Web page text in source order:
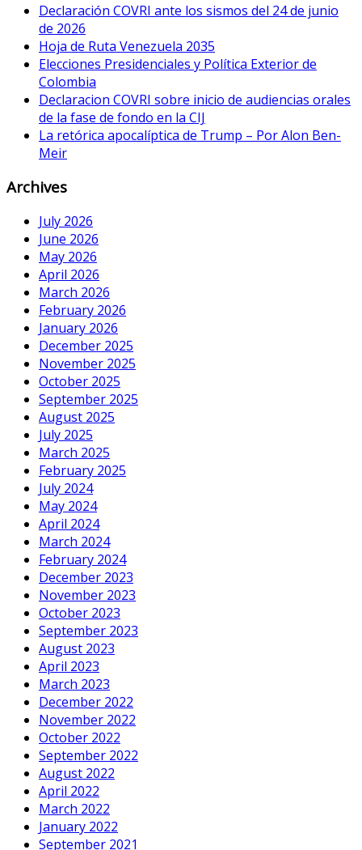
Declaración COVRI ante los sismos del 24 de junio
de 2026
Hoja de Ruta Venezuela 2035
Elecciones Presidenciales y Política Exterior de
Colombia
Declaracion COVRI sobre inicio de audiencias orales
de la fase de fondo en la CIJ
La retórica apocalíptica de Trump – Por Alon Ben-
Meir
Archives
July 2026
June 2026
May 2026
April 2026
March 2026
February 2026
January 2026
December 2025
November 2025
October 2025
September 2025
August 2025
July 2025
March 2025
February 2025
July 2024
May 2024
April 2024
March 2024
February 2024
December 2023
November 2023
October 2023
September 2023
August 2023
April 2023
March 2023
December 2022
November 2022
October 2022
September 2022
August 2022
April 2022
March 2022
January 2022
September 2021